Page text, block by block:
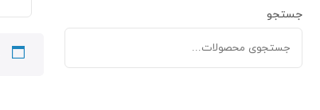
جستجو